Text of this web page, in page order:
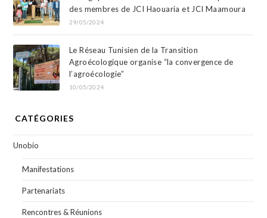
des membres de JCI Haouaria et JCI Maamoura
29/05/2024
Le Réseau Tunisien de la Transition
Agroécologique organise “la convergence de
l’agroécologie”
10/05/2024
CATÉGORIES
Unobio
Manifestations
Partenariats
Rencontres & Réunions